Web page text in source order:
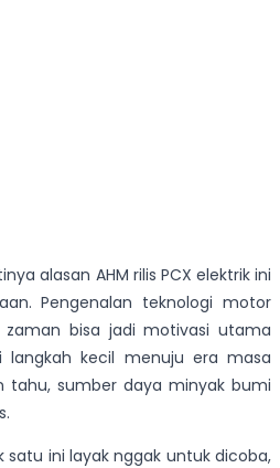
alasan AHM rilis PCX elektrik ini
Pengenalan teknologi motor
zaman bisa jadi motivasi utama
langkah kecil menuju era masa
tahu, sumber daya minyak bumi
satu ini layak nggak untuk dicoba,